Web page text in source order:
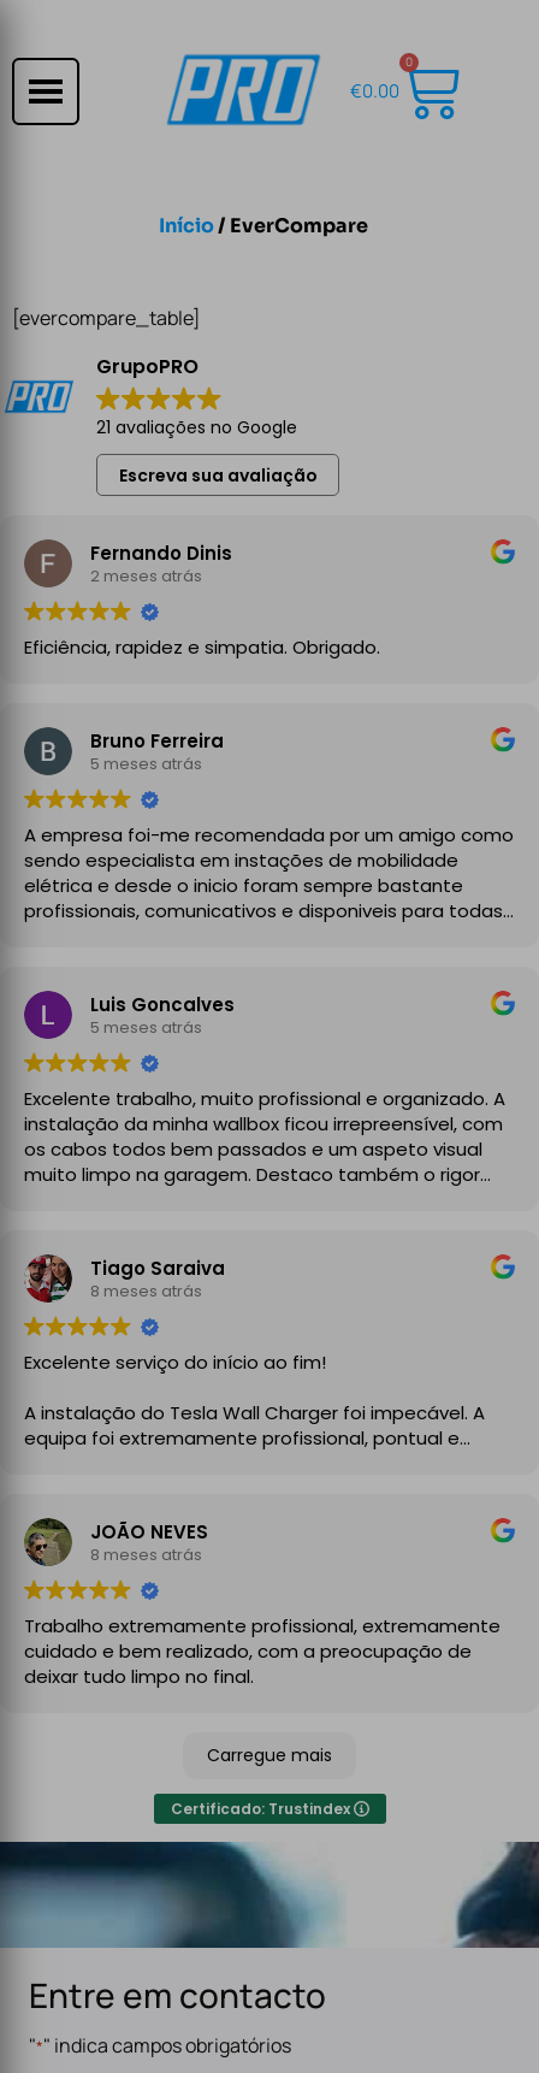
€0.00
0
Início/ EverCompare
[evercompare_table]
GrupoPRO
21 avaliações no Google
Escreva sua avaliação
Fernando Dinis
2 meses atrás
Eficiência, rapidez e simpatia. Obrigado.
Bruno Ferreira
5 meses atrás
A empresa foi-me recomendada por um amigo como
sendo especialista em instações de mobilidade
elétrica e desde o inicio foram sempre bastante
profissionais, comunicativos e disponiveis para todas
A instalação de tomada reforçada em garagem
partilhada correu na perfeição e nos prazos
combinados, sendo que fizeram toda a limpeza e
explicações necessárias. Recomendado
Luis Goncalves
5 meses atrás
Excelente trabalho, muito profissional e organizado. A
instalação da minha wallbox ficou irrepreensível, com
os cabos todos bem passados e um aspeto visual
muito limpo na garagem. Destaco também o rigor
garantindo toda a segurança e legalidade.
Recomendo vivamente!
Tiago Saraiva
8 meses atrás
Excelente serviço do início ao fim!
A instalação do Tesla Wall Charger foi impecável. A
equipa foi extremamente profissional, pontual e
clareza, aconselharam a melhor solução para a minha
instalação elétrica e executaram o trabalho com
enorme cuidado.
A instalação ficou perfeita, organizada e totalmente
funcional, com atenção aos detalhes e à segurança.
No final, deixaram tudo limpo e testado, pronto a usar.
um serviço de eletricidade de confiança,
especialmente para carregadores de veículos
elétricos. Serviço rápido, eficiente e de alta qualidade.
JOÃO NEVES
8 meses atrás
Trabalho extremamente profissional, extremamente
cuidado e bem realizado, com a preocupação de
deixar tudo limpo no final.
Carregue mais
Certificado: Trustindex
Entre em contacto
"*" indica campos obrigatórios